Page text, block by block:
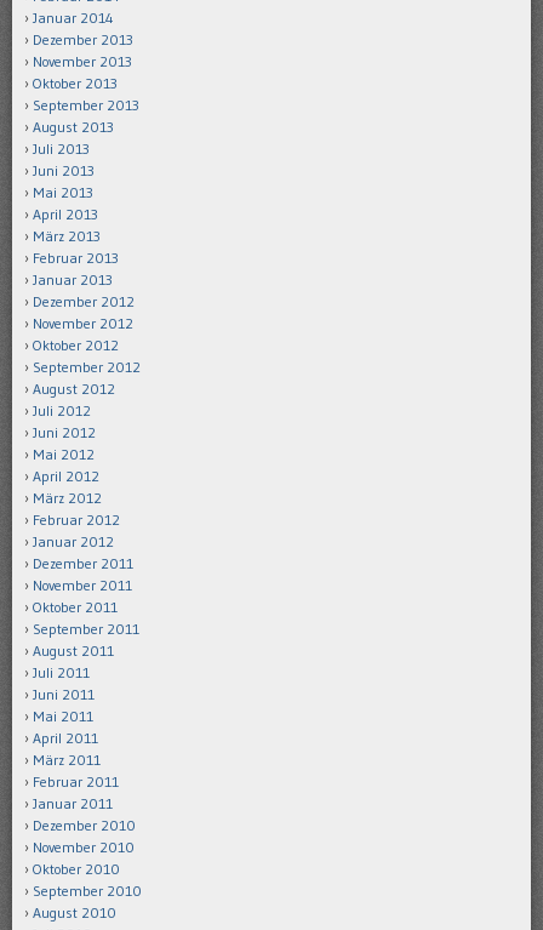
Januar 2014
Dezember 2013
November 2013
Oktober 2013
September 2013
August 2013
Juli 2013
Juni 2013
Mai 2013
April 2013
März 2013
Februar 2013
Januar 2013
Dezember 2012
November 2012
Oktober 2012
September 2012
August 2012
Juli 2012
Juni 2012
Mai 2012
April 2012
März 2012
Februar 2012
Januar 2012
Dezember 2011
November 2011
Oktober 2011
September 2011
August 2011
Juli 2011
Juni 2011
Mai 2011
April 2011
März 2011
Februar 2011
Januar 2011
Dezember 2010
November 2010
Oktober 2010
September 2010
August 2010